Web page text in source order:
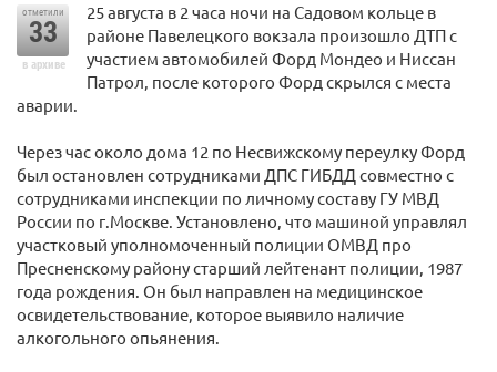
отметили
33
в архиве
25 августа в 2 часа ночи на Садовом кольце в
районе Павелецкого вокзала произошло ДТП с
участием автомобилей Форд Мондео и Ниссан
Патрол, после которого Форд скрылся с места
аварии.
Через час около дома 12 по Несвижскому переулку Форд
был остановлен сотрудниками ДПС ГИБДД совместно с
сотрудниками инспекции по личному составу ГУ МВД
России по г.Москве. Установлено, что машиной управлял
участковый уполномоченный полиции ОМВД про
Пресненскому району старший лейтенант полиции, 1987
года рождения. Он был направлен на медицинское
освидетельствование, которое выявило наличие
алкогольного опьянения.